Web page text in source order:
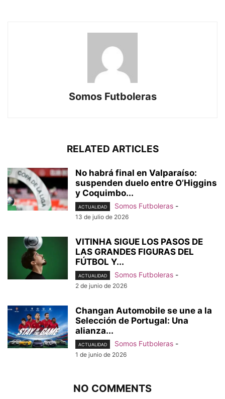
Somos Futboleras
RELATED ARTICLES
No habrá final en Valparaíso:
suspenden duelo entre O’Higgins
y Coquimbo...
ACTUALIDAD Somos Futboleras -
13 de julio de 2026
VITINHA SIGUE LOS PASOS DE
LAS GRANDES FIGURAS DEL
FÚTBOL Y...
ACTUALIDAD Somos Futboleras -
2 de junio de 2026
Changan Automobile se une a la
Selección de Portugal: Una
alianza...
ACTUALIDAD Somos Futboleras -
1 de junio de 2026
NO COMMENTS